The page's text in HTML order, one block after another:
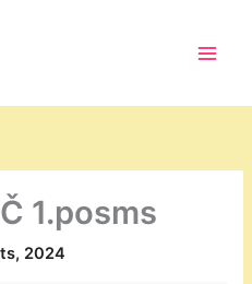
1.posms
2024